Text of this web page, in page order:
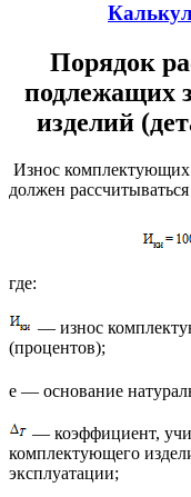
Порядок
подлежащих
изделий
Износ комплектующих
должен
где:
— износ
(процентов);
e — основание
— коэффициент,
комплектующего
эксплуатации;